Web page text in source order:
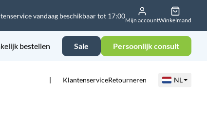
vandaag beschikbaar tot 17:00
Mijn accountWinkelmand
bestellen Sale Persoonlijk consult
KlantenserviceRetourneren NL